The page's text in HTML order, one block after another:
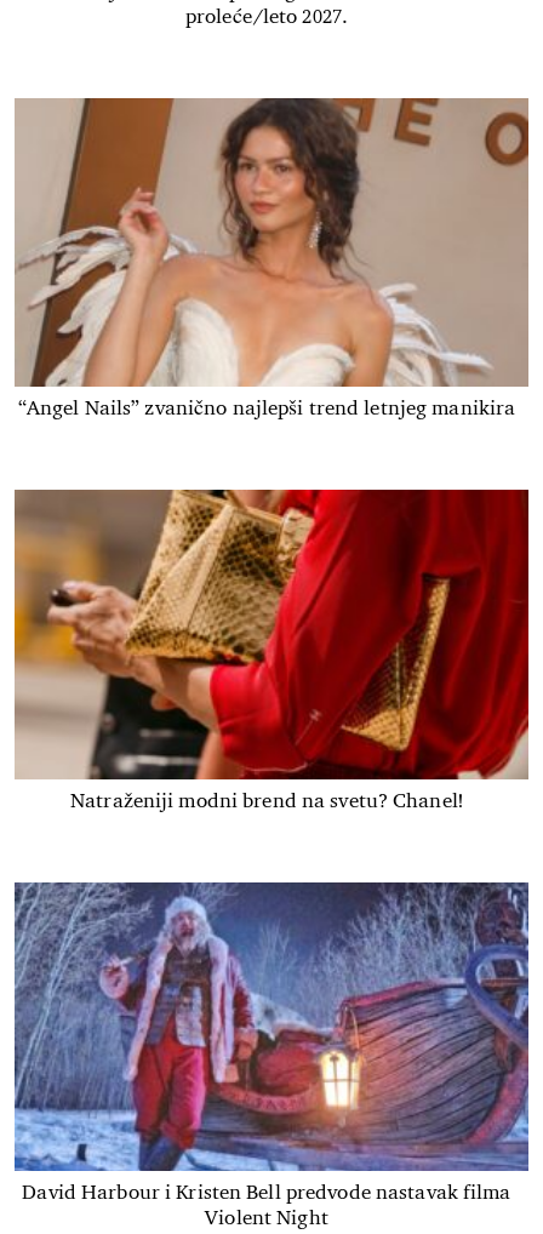
proleće/leto 2027.
“Angel Nails” zvanično najlepši trend letnjeg manikira
Natraženiji modni brend na svetu? Chanel!
David Harbour i Kristen Bell predvode nastavak filma
Violent Night